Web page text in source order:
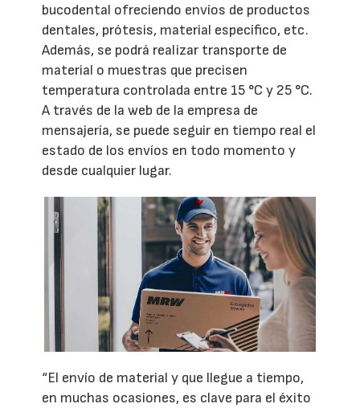
bucodental ofreciendo envíos de productos
dentales, prótesis, material específico, etc.
Además, se podrá realizar transporte de
material o muestras que precisen
temperatura controlada entre 15 °C y 25 °C.
A través de la web de la empresa de
mensajería, se puede seguir en tiempo real el
estado de los envíos en todo momento y
desde cualquier lugar.
“El envío de material y que llegue a tiempo,
en muchas ocasiones, es clave para el éxito